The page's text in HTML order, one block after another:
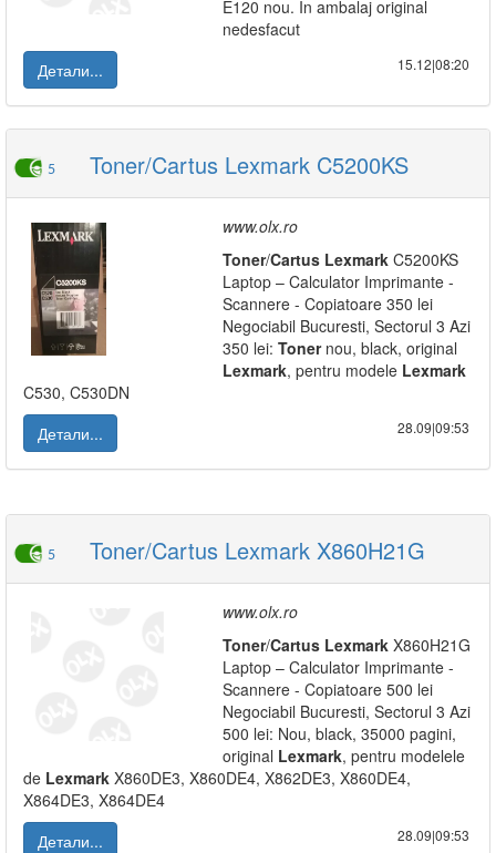
E120 nou. In ambalaj original
nedesfacut
Детали...
15.12|08:20
5 Toner/Cartus Lexmark C5200KS
www.olx.ro
Toner/Cartus Lexmark C5200KS
Laptop – Calculator Imprimante -
Scannere - Copiatoare 350 lei
Negociabil Bucuresti, Sectorul 3 Azi
350 lei: Tonernou, black, original
Lexmark, pentru modele Lexmark
C530, C530DN
Детали...
28.09|09:53
5 Toner/Cartus Lexmark X860H21G
www.olx.ro
Toner/Cartus Lexmark X860H21G
Laptop – Calculator Imprimante -
Scannere - Copiatoare 500 lei
Negociabil Bucuresti, Sectorul 3 Azi
500 lei: Nou, black, 35000 pagini,
original Lexmark, pentru modelele
de Lexmark X860DE3, X860DE4, X862DE3, X860DE4,
X864DE3, X864DE4
Детали...
28.09|09:53